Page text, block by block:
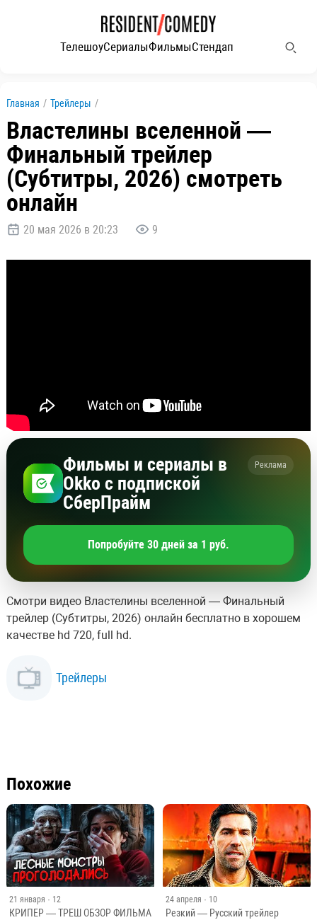
ТелешоуСериалыФильмыСтендап
Главная / Трейлеры /
Властелины вселенной —
Финальный трейлер
(Субтитры, 2026) смотреть
онлайн
20 мая 2026 в 20:23 9
Фильмы и сериалы в
Okko с подпиской
СберПрайм
Реклама
Попробуйте 30 дней за 1 руб.
Смотри видео Властелины вселенной — Финальный
трейлер (Субтитры, 2026) онлайн бесплатно в хорошем
качестве hd 720, full hd.
Трейлеры
Похожие
21 января · 12
КРИПЕР — ТРЕШ ОБЗОР ФИЛЬМА
24 апреля · 10
Резкий — Русский трейлер